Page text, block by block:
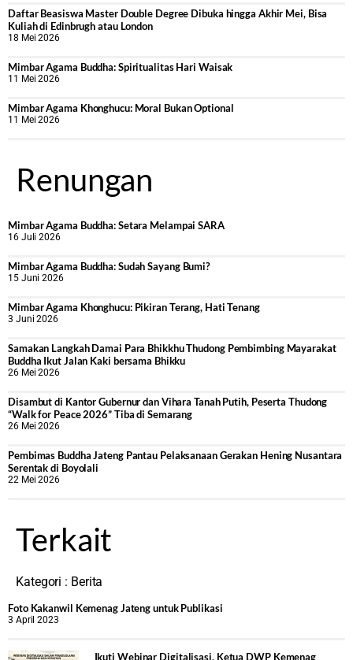
Daftar Beasiswa Master Double Degree Dibuka hingga Akhir Mei, Bisa
Kuliah di Edinbrugh atau London
18 Mei 2026
Mimbar Agama Buddha: Spiritualitas Hari Waisak
11 Mei 2026
Mimbar Agama Khonghucu: Moral Bukan Optional
11 Mei 2026
Renungan
Mimbar Agama Buddha: Setara Melampai SARA
16 Juli 2026
Mimbar Agama Buddha: Sudah Sayang Bumi?
15 Juni 2026
Mimbar Agama Khonghucu: Pikiran Terang, Hati Tenang
3 Juni 2026
Samakan Langkah Damai Para Bhikkhu Thudong Pembimbing Mayarakat
Buddha Ikut Jalan Kaki bersama Bhikku
26 Mei 2026
Disambut di Kantor Gubernur dan Vihara Tanah Putih, Peserta Thudong
“Walk for Peace 2026” Tiba di Semarang
26 Mei 2026
‎Pembimas Buddha Jateng Pantau Pelaksanaan Gerakan Hening Nusantara
Serentak di Boyolali
22 Mei 2026
Terkait
Kategori : Berita
Foto Kakanwil Kemenag Jateng untuk Publikasi
3 April 2023
Ikuti Webinar Digitalisasi, Ketua DWP Kemenag